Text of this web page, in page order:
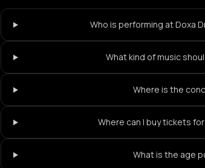
Who is performing at Doxa
What kind of music
Where is the
Where can I buy tickets
What is the age